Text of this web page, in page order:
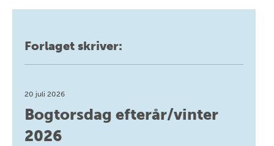
Forlaget skriver:
20 juli 2026
Bogtorsdag efterår/vinter
2026